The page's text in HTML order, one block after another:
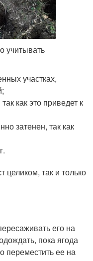
учитывать
участках,
как это приведет к
затенен, так как
целиком, так и только
его на
пока ягода
переместить ее на